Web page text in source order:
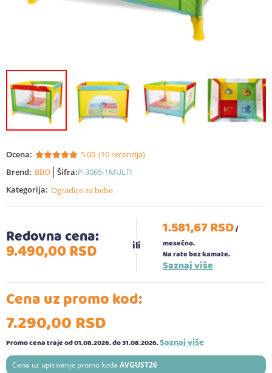
Ocena: 5.00 (10 recenzija)
Brend: BBO Šifra:P-3065-1MULTI
Kategorija: Ogradice za bebe
Redovna cena:
9.490,00RSD
1.581,67RSD/
mesečno.
Na rate bez kamate.
Saznaj više
Cena uz promo kod:
7.290,00RSD
Promo cena traje od 01.08.2026.do 31.08.2026.Saznaj više
Cena uz upisivanje promo koda AVGUST26